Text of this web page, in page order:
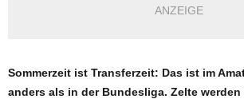
ANZEIGE
Sommerzeit ist Transferzeit: Das ist im
anders als in der Bundesliga. Zelte